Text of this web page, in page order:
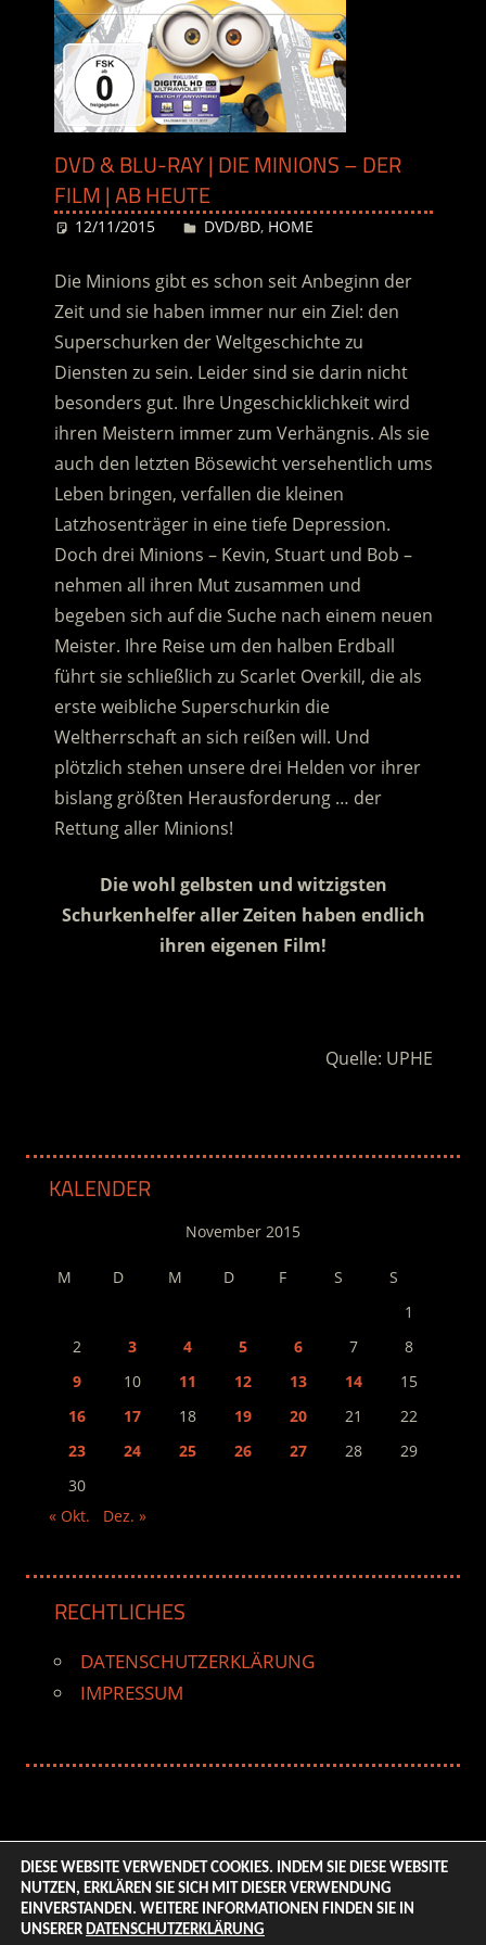
DVD & BLU-RAY | DIE MINIONS – DER
FILM | AB HEUTE
12/11/2015 Desiree
DVD/BD, HOME
Die Minions gibt es schon seit Anbeginn der
Zeit und sie haben immer nur ein Ziel: den
Superschurken der Weltgeschichte zu
Diensten zu sein. Leider sind sie darin nicht
besonders gut. Ihre Ungeschicklichkeit wird
ihren Meistern immer zum Verhängnis. Als sie
auch den letzten Bösewicht versehentlich ums
Leben bringen, verfallen die kleinen
Latzhosenträger in eine tiefe Depression.
Doch drei Minions – Kevin, Stuart und Bob –
nehmen all ihren Mut zusammen und
begeben sich auf die Suche nach einem neuen
Meister. Ihre Reise um den halben Erdball
führt sie schließlich zu Scarlet Overkill, die als
erste weibliche Superschurkin die
Weltherrschaft an sich reißen will. Und
plötzlich stehen unsere drei Helden vor ihrer
bislang größten Herausforderung … der
Rettung aller Minions!
Die wohl gelbsten und witzigsten
Schurkenhelfer aller Zeiten haben endlich
ihren eigenen Film!
Quelle: UPHE
KALENDER
November 2015
M D M D F S
S
1
2
3 4 5 6 7
8
9
10 11 12 13 14
15
16
17 18 19 20 21
22
23
24 25 26 27 28
29
30
« Okt.
Dez. »
RECHTLICHES
DATENSCHUTZERKLÄRUNG
IMPRESSUM
© 2026 ENTERTAINMENT BASE – Life & Style Magazine.
All Rights Reserved. | Based on
DIESE WEBSITE VERWENDET COOKIES. INDEM SIE DIESE WEBSITE
NUTZEN, ERKLÄREN SIE SICH MIT DIESER VERWENDUNG
EINVERSTANDEN. WEITERE INFORMATIONEN FINDEN SIE IN
UNSERER DATENSCHUTZERKLÄRUNG